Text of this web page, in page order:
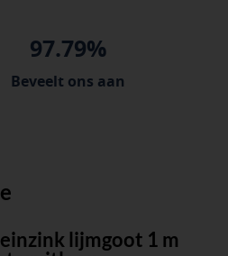
97.79%
Beveelt ons aan
lijmgoot 1 m